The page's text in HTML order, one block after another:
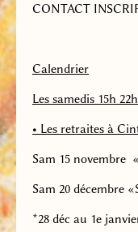
CONTACT
Calendrier
Les samedis 15h
• Les retraites à
Sam 15 novembre
Sam 20 décembre
*28 déc au 1e